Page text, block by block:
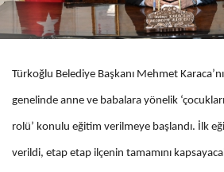
Türkoğlu Belediye Başkanı Mehmet
genelinde anne ve babalara yönelik
rolü’ konulu eğitim verilmeye başlandı. İlk
verildi, etap etap ilçenin tamamını